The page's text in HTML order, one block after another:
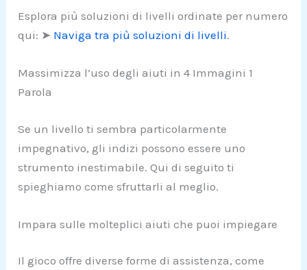
Esplora più soluzioni di livelli ordinate per numero
qui: ➤ Naviga tra più soluzioni di livelli.
Massimizza l’uso degli aiuti in 4 Immagini 1
Parola
Se un livello ti sembra particolarmente
impegnativo, gli indizi possono essere uno
strumento inestimabile. Qui di seguito ti
spieghiamo come sfruttarli al meglio.
Impara sulle molteplici aiuti che puoi impiegare
Il gioco offre diverse forme di assistenza, come